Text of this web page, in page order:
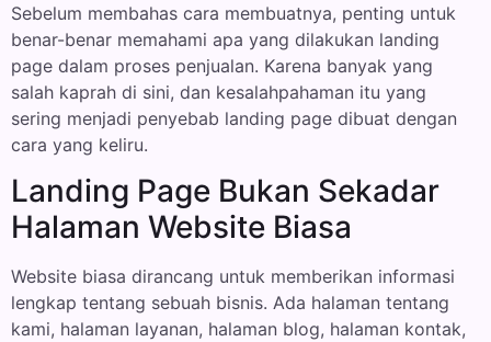
Sebelum membahas cara membuatnya, penting untuk
benar-benar memahami apa yang dilakukan landing
page dalam proses penjualan. Karena banyak yang
salah kaprah di sini, dan kesalahpahaman itu yang
sering menjadi penyebab landing page dibuat dengan
cara yang keliru.
Landing Page Bukan Sekadar
Halaman Website Biasa
Website biasa dirancang untuk memberikan informasi
lengkap tentang sebuah bisnis. Ada halaman tentang
kami, halaman layanan, halaman blog, halaman kontak,